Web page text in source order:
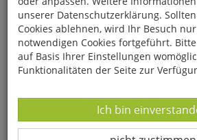
Sei mein Eigen
unserer Datenschutzerklärung.
Cookies ablehnen, wird Ihr Besuch
notwendigen Cookies fortgeführt.
auf Basis Ihrer Einstellungen
Funktionalitäten der Seite zur
Datenverarbeitung
Ich bin